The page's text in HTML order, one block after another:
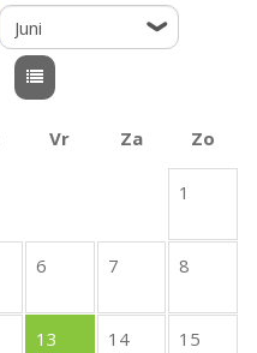
Vr Za Zo
1
6 7 8
13 14 15